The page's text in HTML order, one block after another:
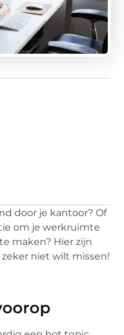
door je kantoor? Of
om je werkruimte
maken? Hier zijn
niet wilt missen!